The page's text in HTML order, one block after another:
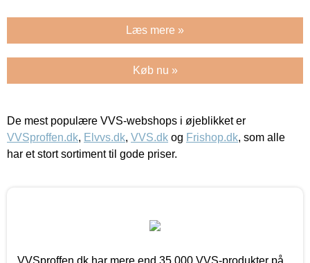
Læs mere »
Køb nu »
De mest populære VVS-webshops i øjeblikket er
VVSproffen.dk, Elvvs.dk, VVS.dk og Frishop.dk, som alle
har et stort sortiment til gode priser.
VVSproffen.dk har mere end 35.000 VVS-produkter på